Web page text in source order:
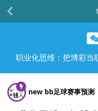
职业化思维：把博彩当
1
new bb足球赛事预测